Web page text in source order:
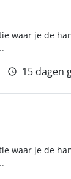
waar je de
15 dagen
waar je de